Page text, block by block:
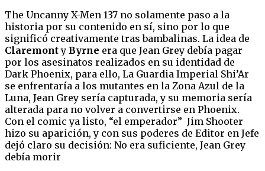
The Uncanny X-Men 137 no solamente paso a la
historia por su contenido en sí, sino por lo que
significó creativamente tras bambalinas. La idea de
Claremonty Byrne era que Jean Grey debía pagar
por los asesinatos realizados en su identidad de
Dark Phoenix, para ello, La Guardia Imperial Shi’Ar
se enfrentaría a los mutantes en la Zona Azul de la
Luna, Jean Grey sería capturada, y su memoria sería
alterada para no volver a convertirse en Phoenix.
Con el comic ya listo, “el emperador” Jim Shooter
hizo su aparición, y con sus poderes de Editor en Jefe
dejó claro su decisión: No era suficiente, Jean Grey
debía morir